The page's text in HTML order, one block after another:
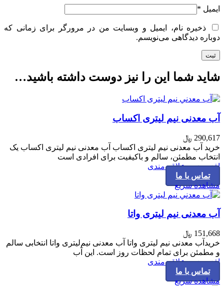
ایمیل *
ذخیره نام، ایمیل و وبسایت من در مرورگر برای زمانی که
دوباره دیدگاهی می‌نویسم.
شاید شما این را نیز دوست داشته باشید…
آب معدنی نیم لیتری اکساب
290,617 ﷼
خرید آب معدنی نیم لیتری اکساب آب معدنی نیم لیتری اکساب یک
انتخاب مطمئن، سالم و باکیفیت برای افرادی است
افزودن به علاقه مندی
تماس با ما
مشاهده سریع
آب معدنی نیم لیتری واتا
151,668 ﷼
خریدآب معدنی نیم لیتری واتا آب معدنی نیم‌لیتری واتا انتخابی سالم
و مطمئن برای تمام لحظات روز است. این آب
افزودن به علاقه مندی
تماس با ما
مشاهده سریع